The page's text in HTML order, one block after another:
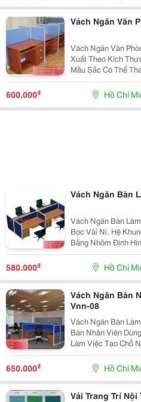
Vách Ngăn Văn
Vách Ngăn Văn
Xuất Theo Kích
Mầu Sắc Có Thể
Thông Tin Liên Hệ : Công Ty Cổ Phần Thanh Bình Group
600.000₫ Hồ Chí
Vách Ngăn Bàn
Vách Ngăn Bàn
Bọc Vải Nỉ. Hệ
Bằng Nhôm Định
Chuyền Hiện Đại,
Dạng (Ghi Xám,
580.000₫ Hồ Chí
Vách Ngăn Bàn
Vnn-08
Vách Ngăn Bàn
Bàn Nhân Viên
Làm Việc Tạo Chỗ
Phòng Ban. Vách Ngăn Bàn Làm Việc Nhân Viên Có 5
Loại Chất Liệu
650.000₫ Hồ Chí
Vải Trang Trí